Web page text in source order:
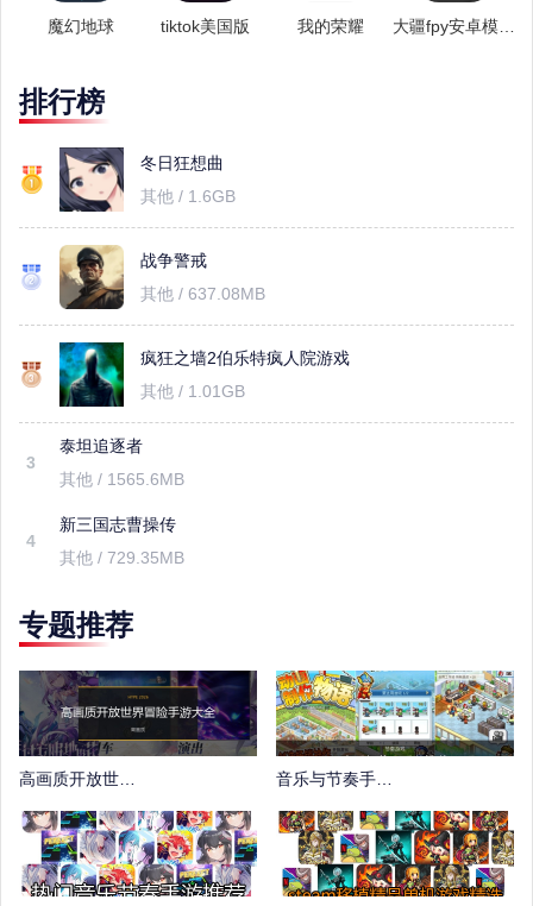
魔幻地球 tiktok美国版 我的荣耀 大疆fpy安卓模拟器
排行榜
冬日狂想曲
其他 / 1.6GB
战争警戒
其他 / 637.08MB
疯狂之墙2伯乐特疯人院游戏
其他 / 1.01GB
3
泰坦追逐者
其他 / 1565.6MB
4
新三国志曹操传
其他 / 729.35MB
专题推荐